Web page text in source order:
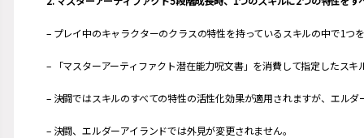
– プレイ中のキャラクターのクラスの特性を持っているスキルの中で1つ
– 「マスターアーティファクト潜在能力呪文書」を消費して指定したス
– 決闘ではスキルのすべての特性の活性化効果が適用されますが、エル
– 決闘、エルダーアイランドでは外見が変更されません。